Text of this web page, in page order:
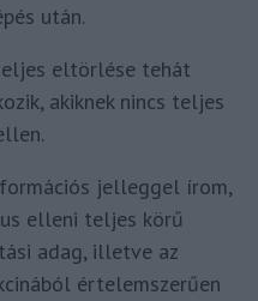
után.
eltörlése tehát
akiknek nincs teljes
jelleggel írom,
elleni teljes körű
adag, illetve az
értelemszerűen